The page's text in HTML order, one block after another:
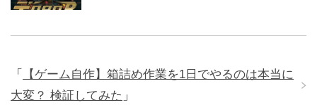
「
【ゲーム自作】箱詰め作業を1日でやるのは本当に
大変？ 検証してみた 」